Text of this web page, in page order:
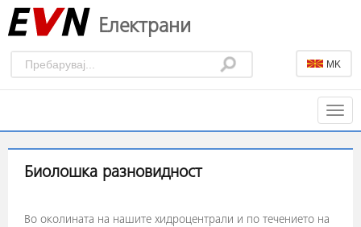
Електрани
MK
Биолошка разновидност
Во околината на нашите хидроцентрали и по течението на